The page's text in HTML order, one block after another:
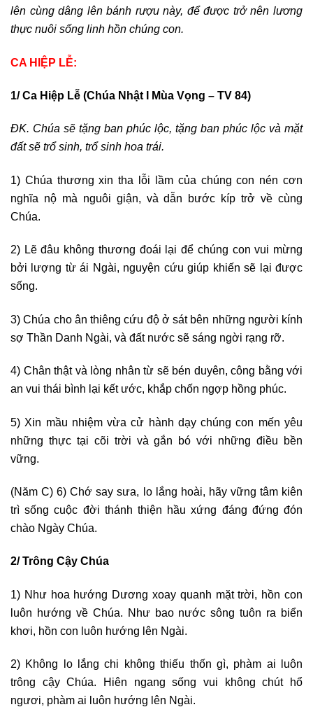
lên cùng dâng lên bánh rượu này, để được trở nên lương
thực nuôi sống linh hồn chúng con.
CA HIỆP LỄ:
1/ Ca Hiệp Lễ (Chúa Nhật I Mùa Vọng – TV 84)
ĐK. Chúa sẽ tặng ban phúc lộc, tặng ban phúc lộc và mặt
đất sẽ trổ sinh, trổ sinh hoa trái.
1) Chúa thương xin tha lỗi lầm của chúng con nén cơn
nghĩa nộ mà nguôi giận, và dẫn bước kíp trở về cùng
Chúa.
2) Lẽ đâu không thương đoái lại để chúng con vui mừng
bởi lượng từ ái Ngài, nguyện cứu giúp khiến sẽ lại được
sống.
3) Chúa cho ân thiêng cứu độ ở sát bên những người kính
sợ Thần Danh Ngài, và đất nước sẽ sáng ngời rạng rỡ.
4) Chân thật và lòng nhân từ sẽ bén duyên, công bằng với
an vui thái bình lại kết ước, khắp chốn ngợp hồng phúc.
5) Xin mầu nhiệm vừa cử hành dạy chúng con mến yêu
những thực tại cõi trời và gắn bó với những điều bền
vững.
(Năm C) 6) Chớ say sưa, lo lắng hoài, hãy vững tâm kiên
trì sống cuộc đời thánh thiện hầu xứng đáng đứng đón
chào Ngày Chúa.
2/ Trông Cậy Chúa
1) Như hoa hướng Dương xoay quanh mặt trời, hồn con
luôn hướng về Chúa. Như bao nước sông tuôn ra biển
khơi, hồn con luôn hướng lên Ngài.
2) Không lo lắng chi không thiếu thốn gì, phàm ai luôn
trông cậy Chúa. Hiên ngang sống vui không chút hổ
ngươi, phàm ai luôn hướng lên Ngài.